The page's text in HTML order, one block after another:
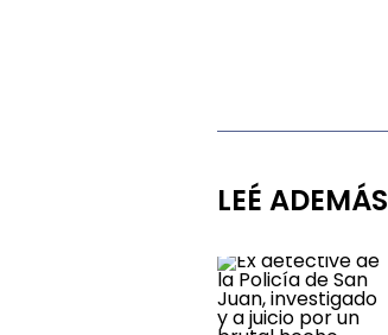
LEÉ ADEMÁS